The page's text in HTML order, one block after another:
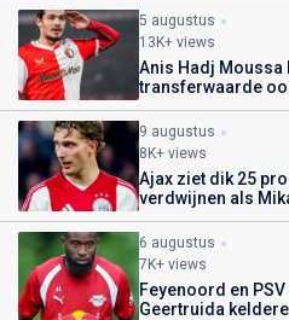
5 augustus
13K+ views
Anis Hadj
transferwaarde
9 augustus
8K+ views
Ajax ziet dik 25
verdwijnen als
6 augustus
7K+ views
Feyenoord en
Geertruida